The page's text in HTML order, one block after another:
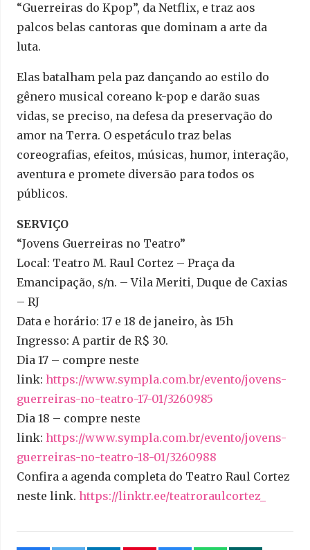
“Guerreiras do Kpop”, da Netflix, e traz aos
palcos belas cantoras que dominam a arte da
luta.
Elas batalham pela paz dançando ao estilo do
gênero musical coreano k-pop e darão suas
vidas, se preciso, na defesa da preservação do
amor na Terra. O espetáculo traz belas
coreografias, efeitos, músicas, humor, interação,
aventura e promete diversão para todos os
públicos.
SERVIÇO
“Jovens Guerreiras no Teatro”
Local: Teatro M. Raul Cortez – Praça da
Emancipação, s/n. – Vila Meriti, Duque de Caxias
– RJ
Data e horário: 17 e 18 de janeiro, às 15h
Ingresso: A partir de R$ 30.
Dia 17 – compre neste
link: https://www.sympla.com.br/evento/jovens-
guerreiras-no-teatro-17-01/3260985
Dia 18 – compre neste
link: https://www.sympla.com.br/evento/jovens-
guerreiras-no-teatro-18-01/3260988
Confira a agenda completa do Teatro Raul Cortez
neste link. https://linktr.ee/teatroraulcortez_